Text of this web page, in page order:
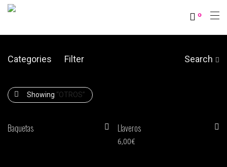
0
Categories Filter Search
Showing “OTROS”
Baquetas Llaveros
6,00€